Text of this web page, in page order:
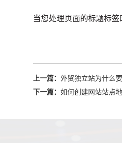
当您处理页面的标题标
上一篇：外贸独立站为什么
下一篇：如何创建网站站点